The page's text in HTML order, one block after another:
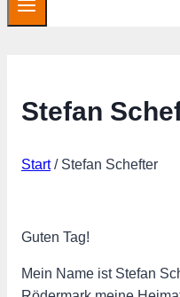
Stefan
Start / Stefan Schefter
Guten Tag!
Mein Name ist Stefan